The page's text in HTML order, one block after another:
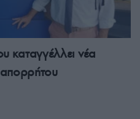
καταγγέλλει νέα